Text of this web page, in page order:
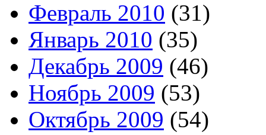
Февраль 2010 (31)
Январь 2010 (35)
Декабрь 2009 (46)
Ноябрь 2009 (53)
Октябрь 2009 (54)